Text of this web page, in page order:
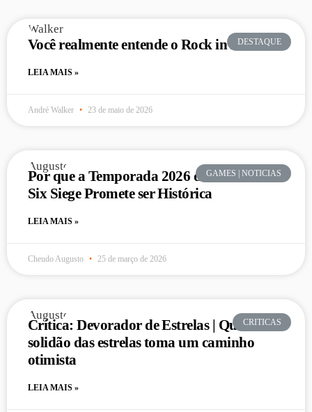
DESTAQUE
Você realmente entende o Rock in Rio?
LEIA MAIS »
André Walker 23 de maio de 2026
GAMES | NOTICIAS
Por que a Temporada 2026 de Rainbow
Six Siege Promete ser Histórica
LEIA MAIS »
Cheudo Augusto 25 de março de 2026
CRITICAS
Crítica: Devorador de Estrelas | Quando a
solidão das estrelas toma um caminho
otimista
LEIA MAIS »